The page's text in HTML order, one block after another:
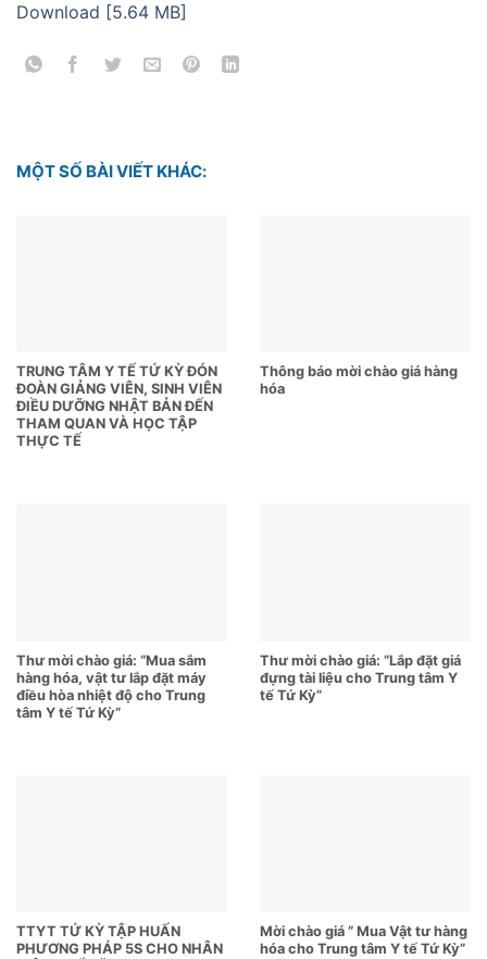
Download [5.64 MB]
MỘT SỐ BÀI VIẾT KHÁC:
TRUNG TÂM Y TẾ TỨ KỲ ĐÓN
ĐOÀN GIẢNG VIÊN, SINH VIÊN
ĐIỀU DƯỠNG NHẬT BẢN ĐẾN
THAM QUAN VÀ HỌC TẬP
THỰC TẾ
Thông báo mời chào giá hàng
hóa
Thư mời chào giá: “Mua sắm
hàng hóa, vật tư lắp đặt máy
điều hòa nhiệt độ cho Trung
tâm Y tế Tứ Kỳ”
Thư mời chào giá: “Lắp đặt giá
đựng tài liệu cho Trung tâm Y
tế Tứ Kỳ”
TTYT TỨ KỲ TẬP HUẤN
PHƯƠNG PHÁP 5S CHO NHÂN
Mời chào giá ” Mua Vật tư hàng
hóa cho Trung tâm Y tế Tứ Kỳ”